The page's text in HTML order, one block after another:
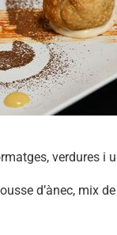
verdures i
d’ànec, mix